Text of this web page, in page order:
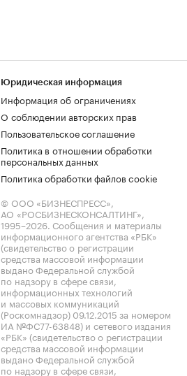
Юридическая информация
Информация об ограничениях
О соблюдении авторских прав
Пользовательское соглашение
Политика в отношении обработки
персональных данных
Политика обработки файлов cookie
© ООО «БИЗНЕСПРЕСС»,
АО «РОСБИЗНЕСКОНСАЛТИНГ»,
1995–2026. Сообщения и материалы
информационного агентства «РБК»
(свидетельство о регистрации
средства массовой информации
выдано Федеральной службой
по надзору в сфере связи,
информационных технологий
и массовых коммуникаций
(Роскомнадзор) 09.12.2015 за номером
ИА №ФС77-63848) и сетевого издания
«РБК» (свидетельство о регистрации
средства массовой информации
выдано Федеральной службой
по надзору в сфере связи,